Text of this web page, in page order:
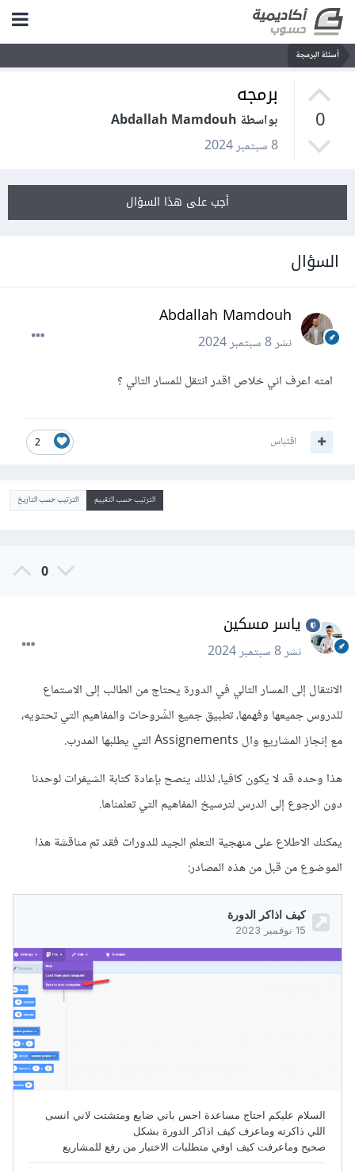
أسئلة البرمجة
0
برمجه
بواسطة Abdallah Mamdouh
8 سبتمبر 2024
أجب على هذا السؤال
السؤال
Abdallah Mamdouh
نشر8 سبتمبر 2024
امته اعرف اني خلاص اقدر انتقل للمسار التالي ؟
2 اقتباس
الترتيب حسب التقييم الترتيب حسب التاريخ
0
ياسر مسكين
نشر8 سبتمبر 2024
الانتقال إلى المسار التالي في الدورة يحتاج من الطالب إلى الاستماع
للدروس جميعها وفهمها، تطبيق جميع الشّروحات والمفاهيم التي تحتويه،
مع إنجاز المشاريع وال Assignements التي يطلبها المدرب.
هذا وحده قد لا يكون كافيا، لذلك ينصح بإعادة كتابة الشيفرات لوحدنا
دون الرجوع إلى الدرس لترسيخ المفاهيم التي تعلمناها.
يمكنك الاطلاع على منهجية التعلم الجيد للدورات فقد تم مناقشة هذا
الموضوع من قبل من هذه المصادر: